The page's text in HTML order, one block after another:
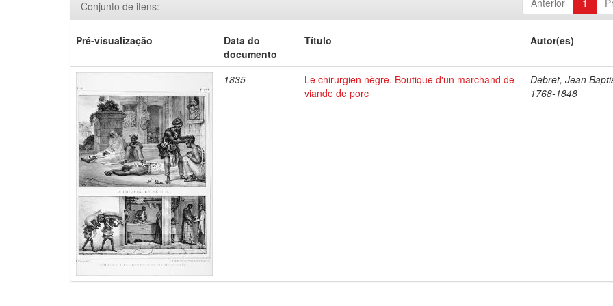
Anterior 1
Conjunto de itens:
Pré-visualização
Data do
documento
Título Autor(es)
1835
Le chirurgien nègre. Boutique d'un marchand de
viande de porc
Debret, Jean
1768-1848